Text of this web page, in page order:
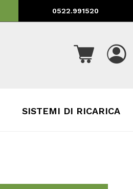
0522.991520
SISTEMI DI RICARICA